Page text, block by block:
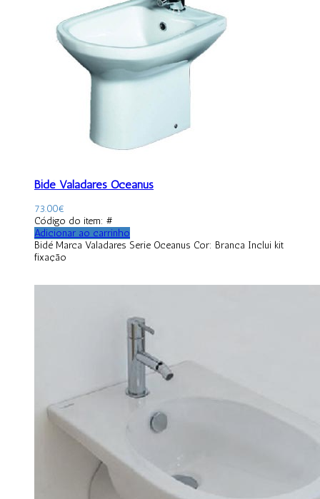
Bidé Valadares Oceanus
73.00€
Código do item: #
Adicionar ao carrinho
Bidé Marca Valadares Serie Oceanus Cor: Branca Inclui kit
fixação